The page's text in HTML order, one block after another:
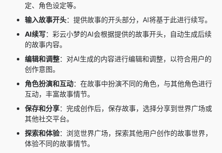
定、角色设定等。
输入故事开头：提供故事的开头部分，AI将基于此进行续写。
AI续写：彩云小梦的AI会根据提供的故事开头，自动生成后续
的故事内容。
编辑和调整：对AI生成的内容进行编辑和调整，以符合用户的
创作意图。
角色扮演和互动：在故事中扮演不同的角色，与其他角色进行
互动，丰富故事情节。
保存和分享：完成创作后，保存故事，选择分享到世界广场或
其他社交平台。
探索和体验：浏览世界广场，探索其他用户创作的故事世界，
体验不同的故事情节。